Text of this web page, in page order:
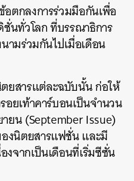
ตกลงการร่วมมือกันเพื่อ
นทั่วโลก ที่บรรณาธิการ
ามร่วมกันไปเมื่อเดือน
ตยสารแต่ละฉบับนั้น ก่อให้
อยเท้าคาร์บอนเป็นจำนวน
ยน (September Issue)
งนิตยสารแฟชั่น และมี
จากเป็นเดือนที่เริ่มซีซั่น